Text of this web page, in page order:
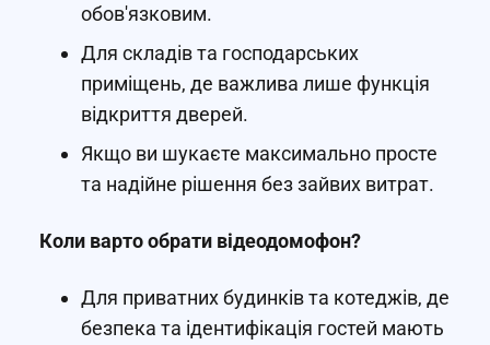
обов'язковим.
Для складів та господарських
приміщень, де важлива лише функція
відкриття дверей.
Якщо ви шукаєте максимально просте
та надійне рішення без зайвих витрат.
Коли варто обрати відеодомофон?
Для приватних будинків та котеджів, де
безпека та ідентифікація гостей мають